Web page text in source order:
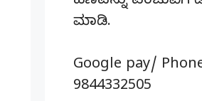
ಮಾಡಿ.
Google pay/
9844332505